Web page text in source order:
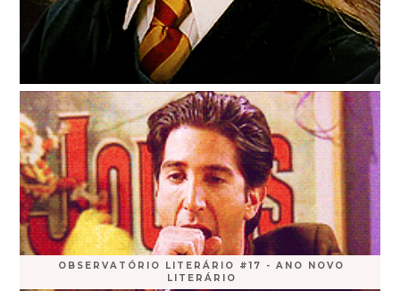
OBSERVATÓRIO LITERÁRIO #17 - ANO NOVO
LITERÁRIO